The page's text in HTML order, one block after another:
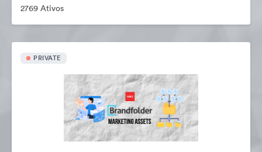
2769 Ativos
PRIVATE